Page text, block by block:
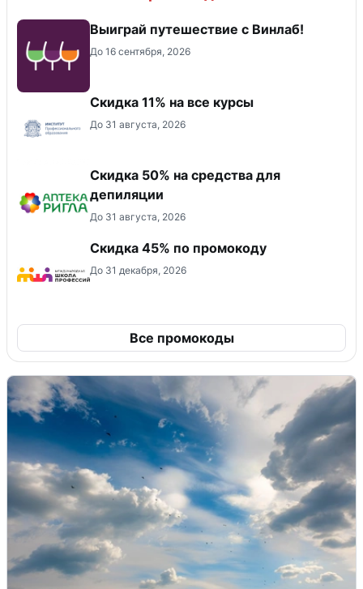
Выиграй путешествие с Винлаб!
До 16 сентября, 2026
Скидка 11% на все курсы
До 31 августа, 2026
Скидка 50% на средства для
депиляции
До 31 августа, 2026
Скидка 45% по промокоду
До 31 декабря, 2026
Все промокоды